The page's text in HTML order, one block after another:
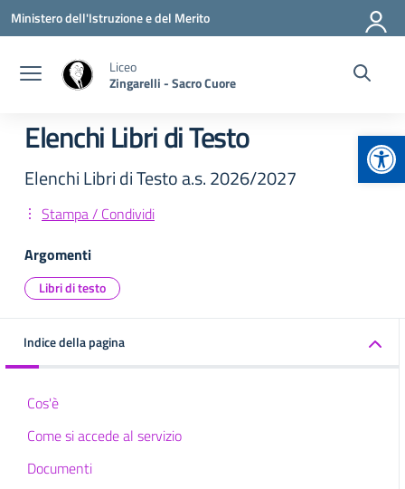
Vai ai contenuti
Vai al menu di navigazione
Vai al footer
Ministero dell'Istruzione e del Merito
Liceo
Zingarelli - Sacro Cuore
Elenchi Libri di Testo
Elenchi Libri di Testo a.s. 2026/2027
Stampa / Condividi
Argomenti
Libri di testo
Indice della pagina
Cos'è
Come si accede al servizio
Documenti